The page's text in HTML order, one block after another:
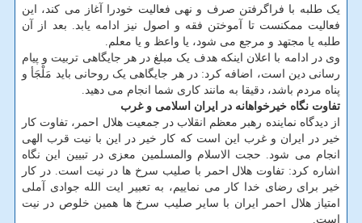
یک طلبه با فراگرفتن صرف و نهی فعالیت خودرا آغاز می کند، این
فعالیت ممکنست تا آموختن فقه و اصول نیز ادامه یابد. بعد از آن
طلبه یا مجتهد و مرجع می شود، یا واعظ و یا معلم.
وی در ادامه با اعلان اینکه هدف یک مبلغ در هر جایگاهی تربیت و پیام
رسانی دین است، اضافه کرد: در هر جایگاهی یک روحانی باید مَلْجَأ و
پناه مردم باشد، دقیقا به مانند کاری شما انجام می دهید.
تفاوت نگاه خیرخواهانه در ایران اسلامی و غرب
از دیدگاه نماینده رهبر معظم انقلاب در جمعیت هلال احمر، تفاوت کار
خیر در ایران و غرب این است که کار خیر در این با نیت قرب الهی
انجام می شود. حجت الاسلام والمسلمین معزی در تبیین این نگاه
اشاره کرد: تفاوت هلال احمر با صلیب سرخ ها در نیت است. در کار
خیر برای رضای خدا کار می نماییم، به تعبیر ایت الله جوادی آملی
امتیاز هلال احمر ایران با سایر صلیب سرخ ها همین خلوص در نیت
است.